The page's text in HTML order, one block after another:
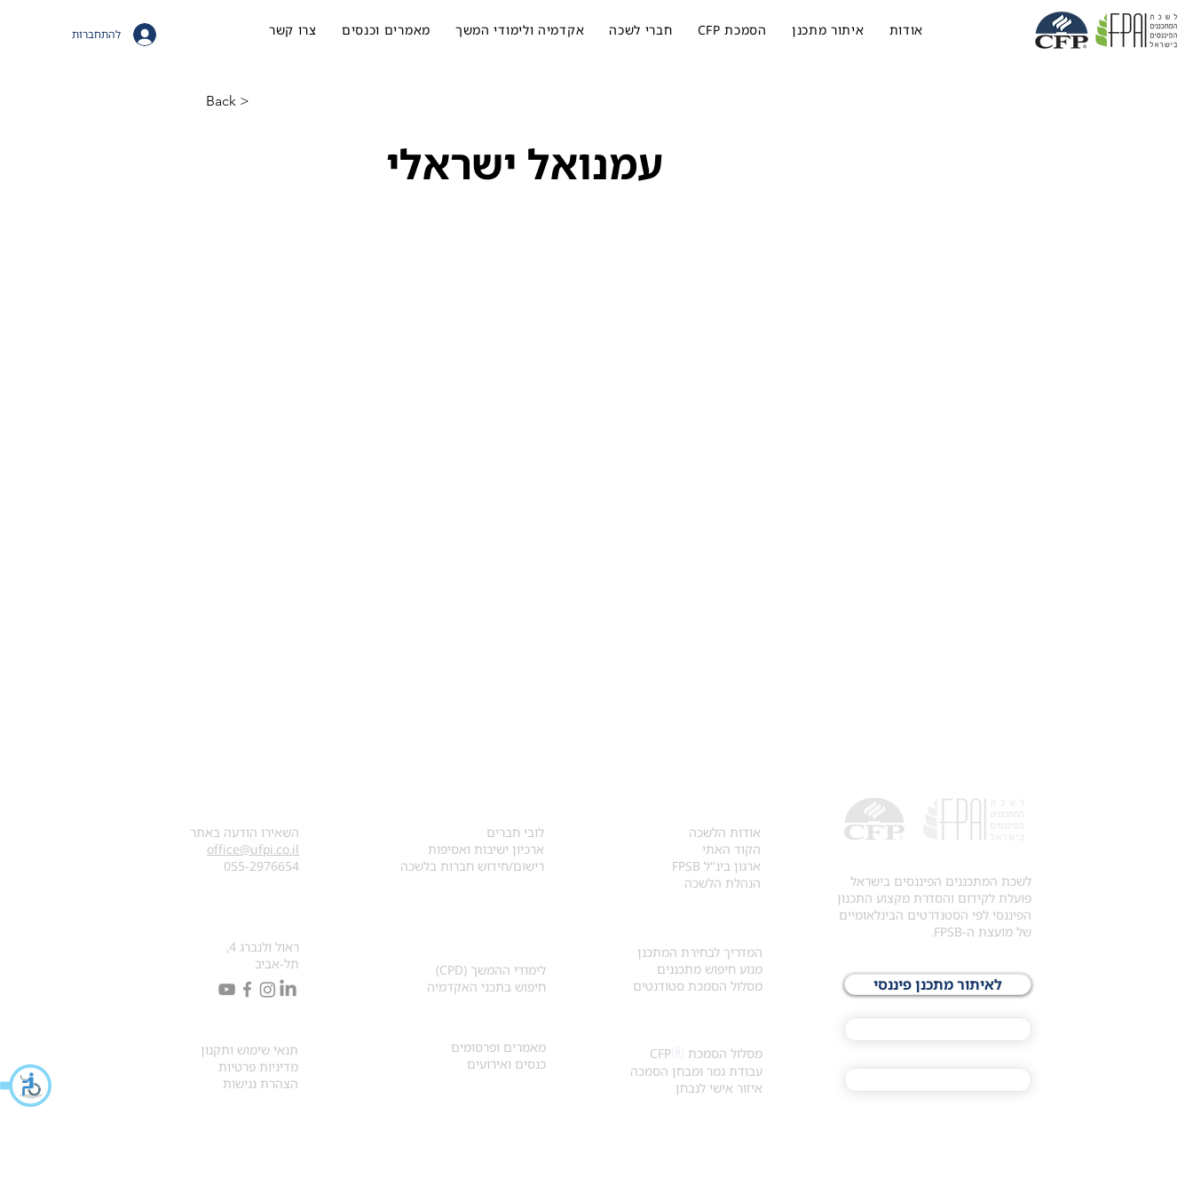
להתחברות אודות איתור מתכנן הסמכת CFP חברי לשכה אקדמיה ולימודי המשך מאמרים וכנסים צרו קשר
< Back
עמנואל ישראלי
לשכת המתכננים הפיננסים בישראל
פועלת לקידום והסדרת מקצוע התכנון
הפיננסי לפי הסטנדרטים הבינלאומיים
של מועצת ה-FPSB.
לאיתור מתכנן פיננסי
​אודות הלשכה
הקוד האתי
ארגון בינ"ל FPSB
הנהלת הלשכה
המדריך לבחירת המתכנן
מנוע חיפוש מתכננים
מסלול הסמכת סטודנטים
לובי חברים
ארכיון ישיבות ואסיפות
רישום/חידוש חברות בלשכה
השאירו הודעה באתר
office@ufpi.co.il
​055-2976654
לימודי ההמשך (CPD)
חיפוש בתכני האקדמיה
ראול ולנברג 4,
תל-אביב
מסלול הסמכת ®
CFP
עבודת גמר ומבחן הסמכה
איזור אישי לנבחן
מאמרים ופרסומים
כנסים ואירועים
תנאי שימוש ותקנון
מדיניות פרטיות
הצהרת נגישות